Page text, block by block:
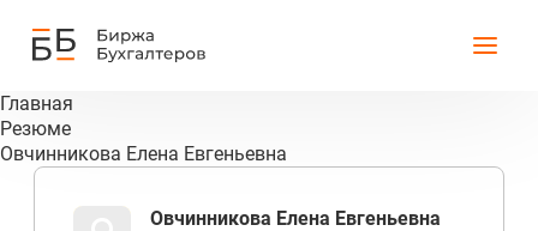
Главная
Резюме
Овчинникова Елена Евгеньевна
Овчинникова Елена Евгеньевна